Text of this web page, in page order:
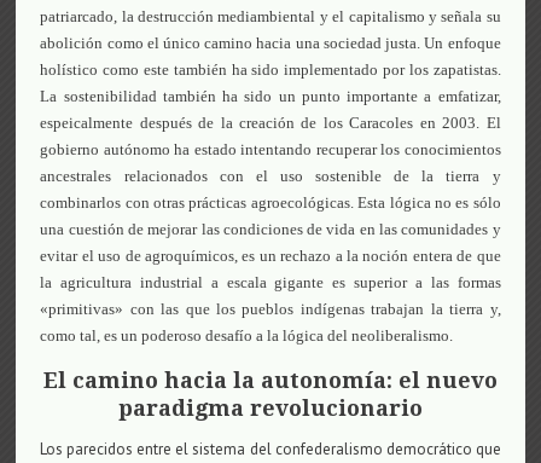
patriarcado, la destrucción mediambiental y el capitalismo y señala su
abolición como el único camino hacia una sociedad justa. Un enfoque
holístico como este también ha sido implementado por los zapatistas.
La sostenibilidad también ha sido un punto importante a emfatizar,
espeicalmente después de la creación de los Caracoles en 2003. El
gobierno autónomo ha estado intentando recuperar los conocimientos
ancestrales relacionados con el uso sostenible de la tierra y
combinarlos con otras prácticas agroecológicas. Esta lógica no es sólo
una cuestión de mejorar las condiciones de vida en las comunidades y
evitar el uso de agroquímicos, es un rechazo a la noción entera de que
la agricultura industrial a escala gigante es superior a las formas
«primitivas» con las que los pueblos indígenas trabajan la tierra y,
como tal, es un poderoso desafío a la lógica del neoliberalismo.
El camino hacia la autonomía: el nuevo
paradigma revolucionario
Los parecidos entre el sistema del confederalismo democrático que